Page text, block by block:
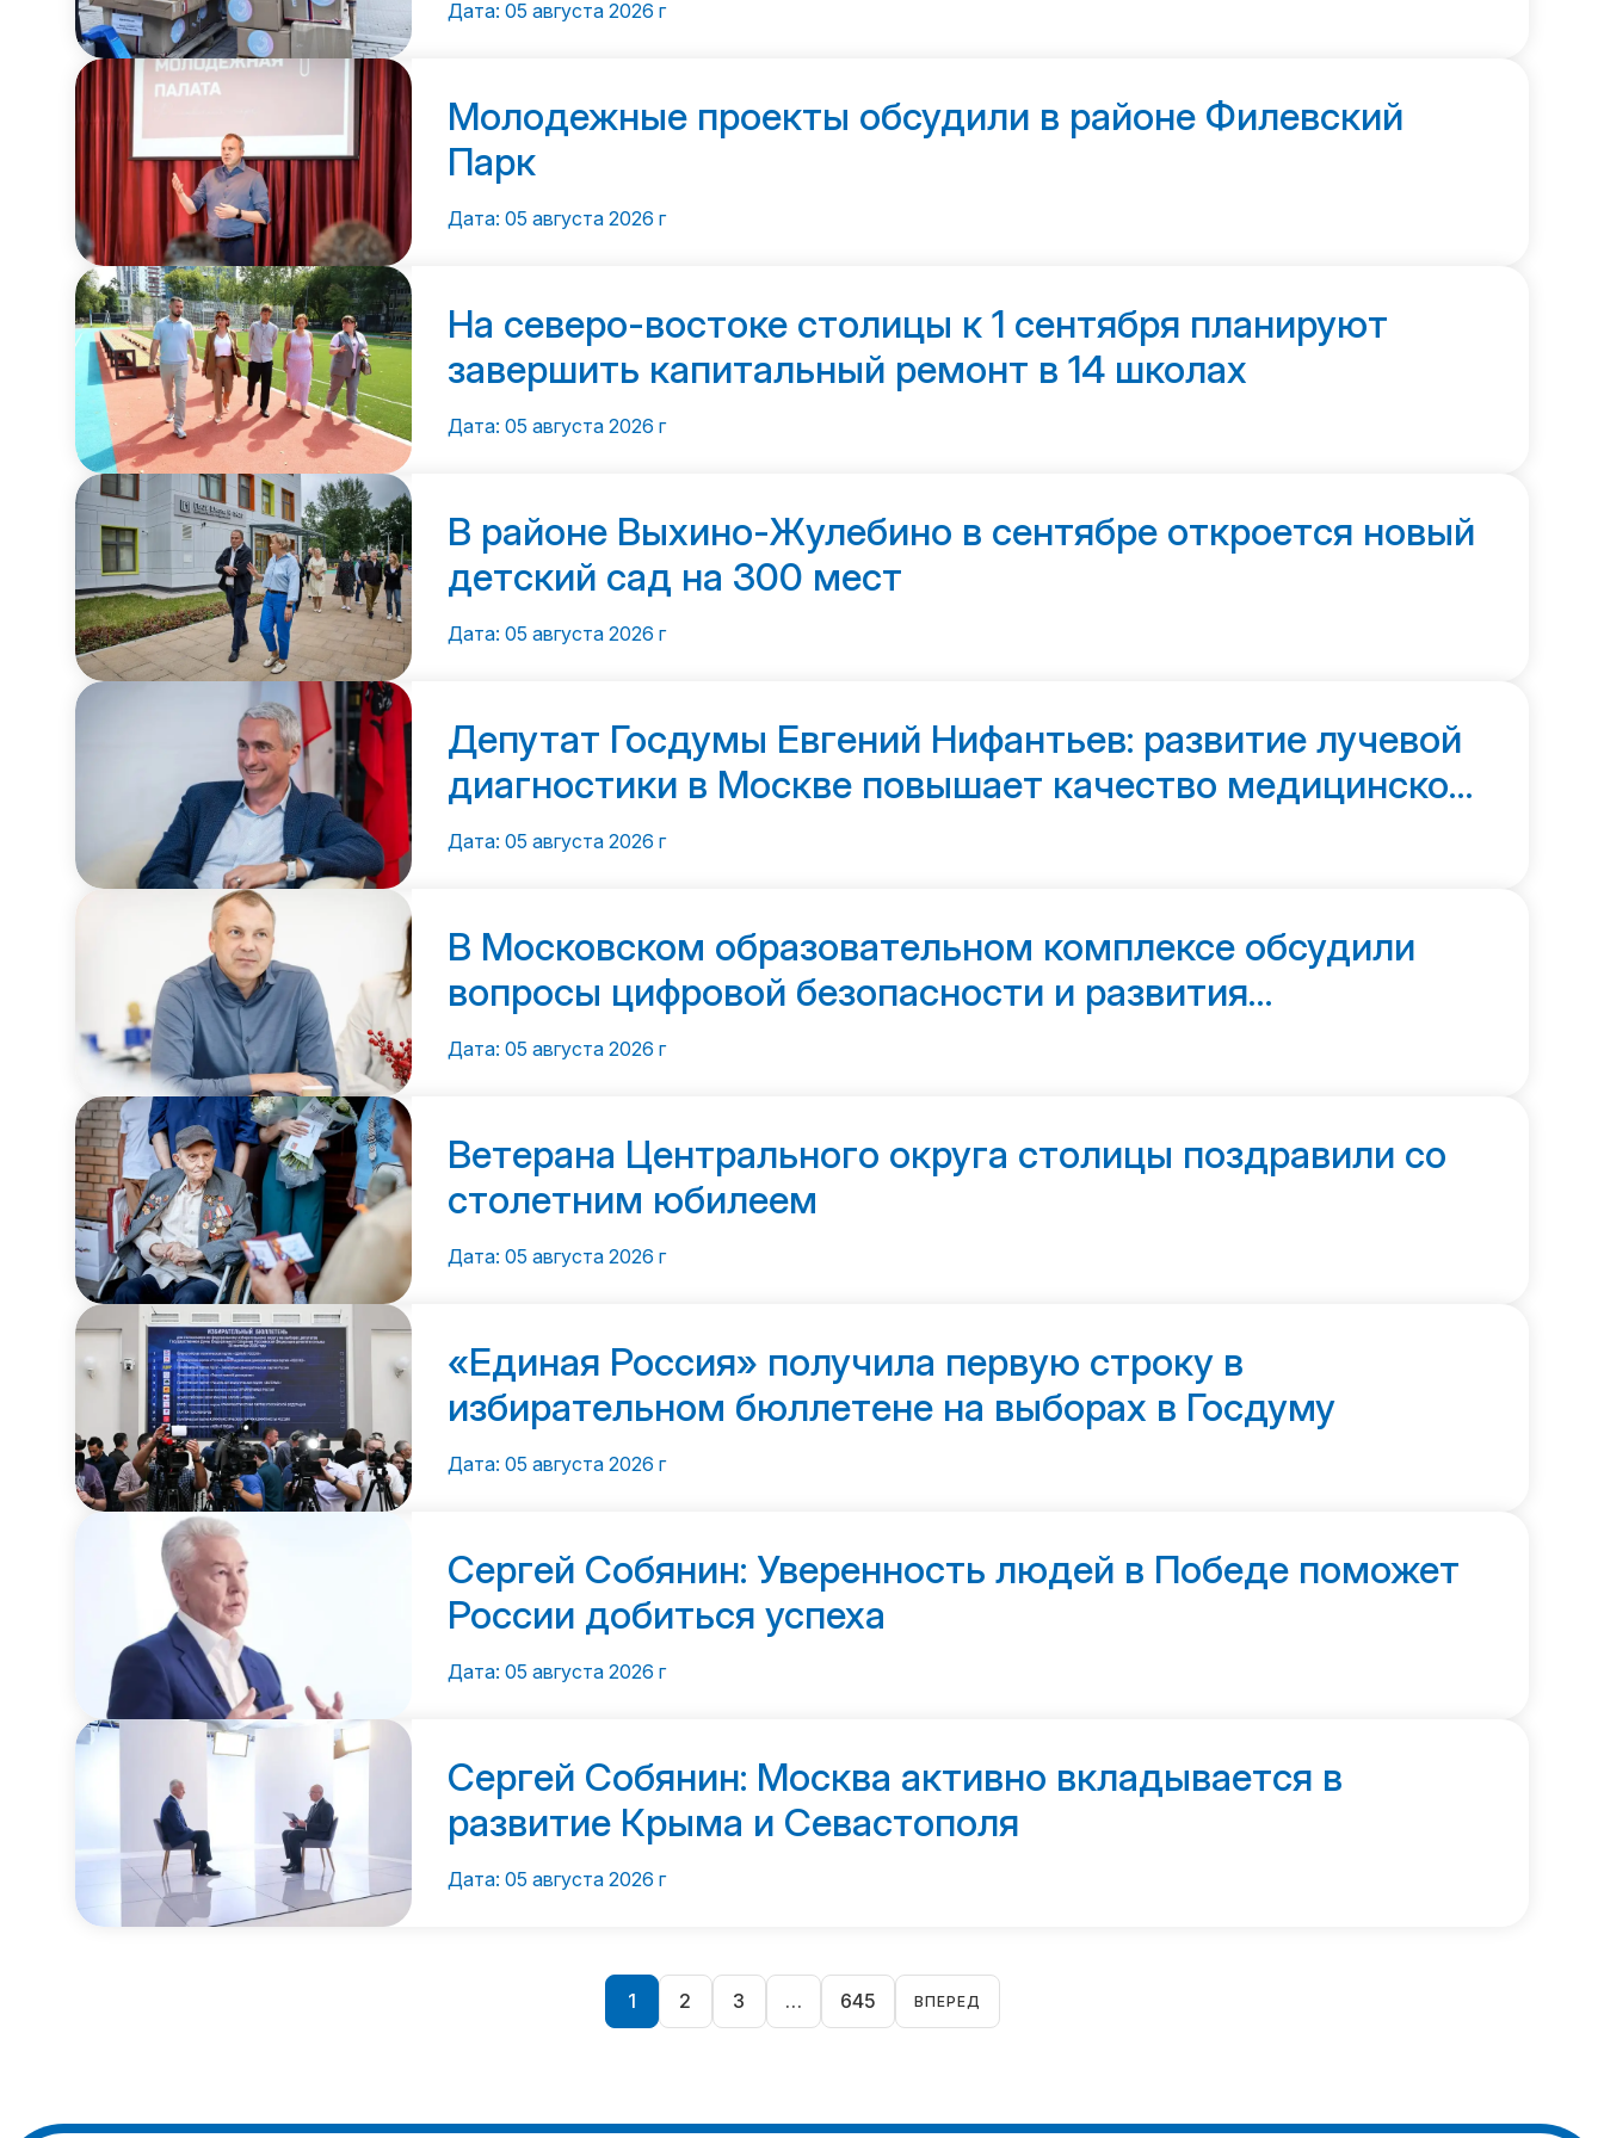
Дата: 05 августа 2026 г
Молодежные проекты обсудили в районе Филевский
Парк
Дата: 05 августа 2026 г
На северо-востоке столицы к 1 сентября планируют
завершить капитальный ремонт в 14 школах
Дата: 05 августа 2026 г
В районе Выхино-Жулебино в сентябре откроется новый
детский сад на 300 мест
Дата: 05 августа 2026 г
Депутат Госдумы Евгений Нифантьев: развитие лучевой
диагностики в Москве повышает качество медицинской
помощи
Дата: 05 августа 2026 г
В Московском образовательном комплексе обсудили
вопросы цифровой безопасности и развития
искусственного интеллекта
Дата: 05 августа 2026 г
Ветерана Центрального округа столицы поздравили со
столетним юбилеем
Дата: 05 августа 2026 г
«Единая Россия» получила первую строку в
избирательном бюллетене на выборах в Госдуму
Дата: 05 августа 2026 г
Сергей Собянин: Уверенность людей в Победе поможет
России добиться успеха
Дата: 05 августа 2026 г
Сергей Собянин: Москва активно вкладывается в
развитие Крыма и Севастополя
Дата: 05 августа 2026 г
Пагинация
записей
1 2 3 … 645 ВПЕРЕД